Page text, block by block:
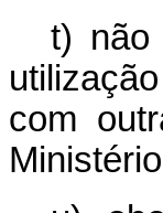
t) não
com